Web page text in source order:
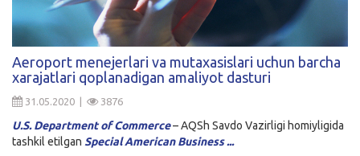
Qidirish
Aeroport menejerlari va mutaxasislari uchun barcha
xarajatlari qoplanadigan amaliyot dasturi
31.05.2020 | 3876
U.S. Department of Commerce– AQSh Savdo Vazirligi homiyligida
tashkil etilgan Special American Business ...